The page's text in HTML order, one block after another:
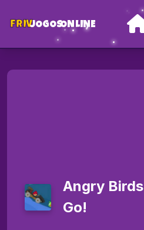
FRIVJOGOSONLINE
Angry Birds
Go!